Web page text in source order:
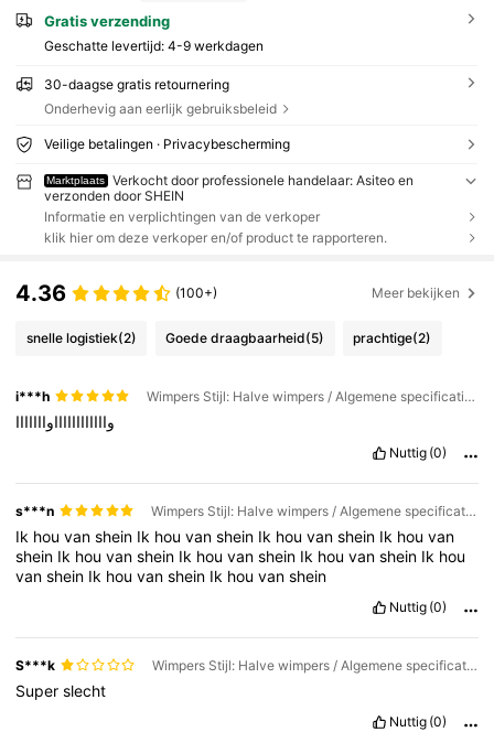
Gratis verzending
Geschatte levertijd: 4-9 werkdagen
30-daagse gratis retournering
Onderhevig aan eerlijk gebruiksbeleid
Veilige betalingen · Privacybescherming
Marktplaats
Verkocht door professionele handelaar: Asiteo en
verzonden door SHEIN
Informatie en verplichtingen van de verkoper
klik hier om deze verkoper en/of product te rapporteren.
4.36 (100+) Meer bekijken
snelle logistiek(2) Goede draagbaarheid(5) prachtige(2)
i***h Wimpers Stijl: Halve wimpers / Algemene specificatie: wimpers *1
وااااااااااااوااااااا
Nuttig (0)
s***n Wimpers Stijl: Halve wimpers / Algemene specificatie: wimpers *1
Ik houvanshein Ik houvanshein Ik houvanshein Ik houvan
shein Ik houvanshein Ik houvanshein Ik houvanshein Ik hou
vanshein Ik houvanshein Ik houvanshein
Nuttig (0)
S***k Wimpers Stijl: Halve wimpers / Algemene specificatie: wimpers *1
Superslecht
Nuttig (0)